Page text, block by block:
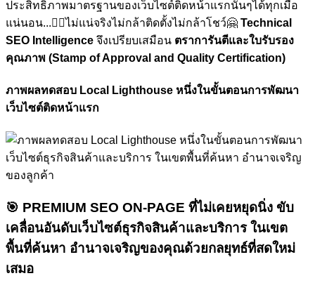
ประสิทธิภาพมาตรฐานของเว็บไซต์ติดหน้าแรกนั้นๆได้ทุกเมื่อ
แน่นอน...🏋🏼ไม่แน่จริงไม่กล้าติดตั้งไม่กล้าโชว์🤗 Technical
SEO Intelligence จึงเปรียบเสมือน ตราการันตีและใบรับรอง
คุณภาพ (Stamp of Approval and Quality Certification)
ภาพผลทดสอบ Local Lighthouse หนึ่งในขั้นตอนการพัฒนา
เว็บไซต์ติดหน้าแรก
🎯 PREMIUM SEO ON-PAGE ที่ไม่เคยหยุดนิ่ง ขับ
เคลื่อนอันดับเว็บไซต์ธุรกิจสินค้าและบริการ ในเขต
พื้นที่ค้นหา อำนาจเจริญของคุณด้วยกลยุทธ์ที่สดใหม่
เสมอ